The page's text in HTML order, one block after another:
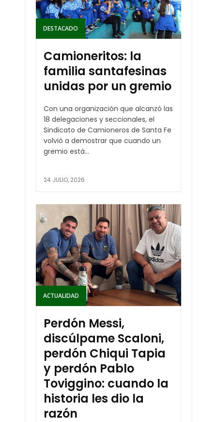
DESTACADO
Camioneritos: la
familia santafesinas
unidas por un gremio
Con una organización que alcanzó las
18 delegaciones y seccionales, el
Sindicato de Camioneros de Santa Fe
volvió a demostrar que cuando un
gremio está...
24 JULIO, 2026
ACTUALIDAD
Perdón Messi,
discúlpame Scaloni,
perdón Chiqui Tapia
y perdón Pablo
Toviggino: cuando la
historia les dio la
razón